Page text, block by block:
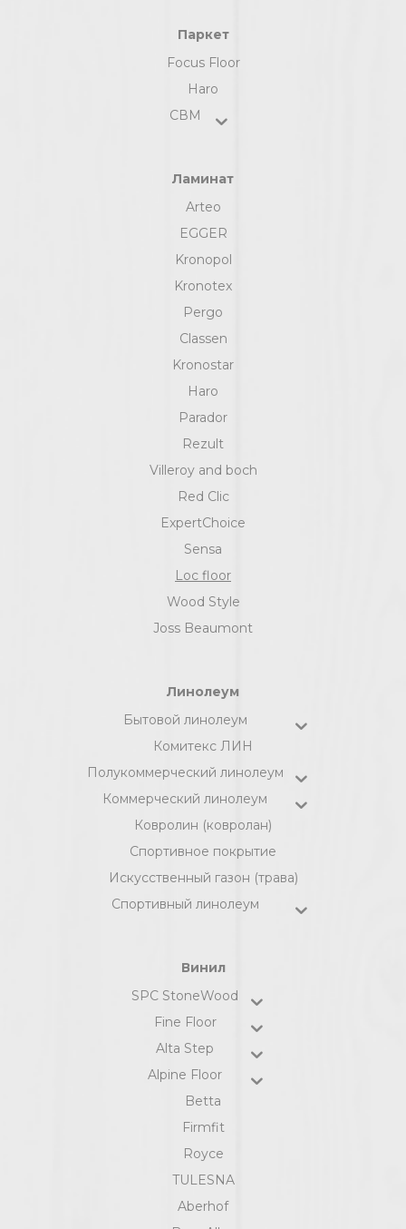
Паркет
Focus Floor
Haro
СВМ
Ламинат
Arteo
EGGER
Kronopol
Kronotex
Pergo
Classen
Kronostar
Haro
Parador
Rezult
Villeroy and boch
Red Clic
ExpertChoice
Sensa
Loc floor
Wood Style
Joss Beaumont
Линолеум
Бытовой линолеум
Комитекс ЛИН
Полукоммерческий линолеум
Коммерческий линолеум
Ковролин (ковролан)
Спортивное покрытие
Искусственный газон (трава)
Спортивный линолеум
Винил
SPC StoneWood
Fine Floor
Alta Step
Alpine Floor
Betta
Firmfit
Royce
TULESNA
Aberhof